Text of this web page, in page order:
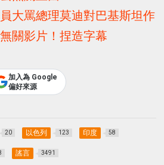
員大罵總理莫迪對巴基斯坦作
關影片！捏造字幕
加入為 Google
偏好來源
20 以色列 123 印度 58
謠言 3491